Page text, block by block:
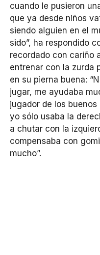
cuando le pusieron
que ya desde niños
siendo alguien en el
sido”, ha respondido
recordado con cariño
entrenar con la zurda
en su pierna buena:
jugar, me ayudaba
jugador de los
yo sólo usaba la
a chutar con la
compensaba con
mucho”.